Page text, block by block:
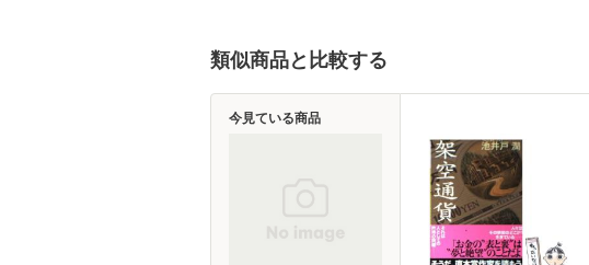
類似商品と比較する
今見ている商品